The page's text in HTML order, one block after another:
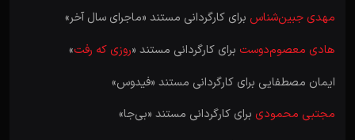
مهدی جبین‌شناس برای کارگردانی مستند «ماجرای سال آخر»
هادی معصوم‌دوست برای کارگردانی مستند «روزی که رفت»
ایمان مصطفایی برای کارگردانی مستند «فیدوس»
مجتبی محمودی برای کارگردانی مستند «بی‌جا»